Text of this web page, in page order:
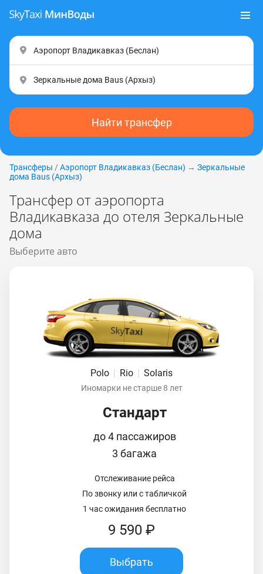
Найти трансфер
Трансферы / Аэропорт Владикавказ (Беслан) → Зеркальные
дома Baus (Apxыз)
Трансфер от аэропорта
Владикавказа до отеля Зеркальные
дома
Выберите авто
Polo | Rio | Solaris
Иномарки не старше 8 лет
Стандарт
до 4 пассажиров
3 багажа
Отслеживание рейса
По звонку или с табличкой
1 час ожидания бесплатно
9 590 ₽
Выбрать